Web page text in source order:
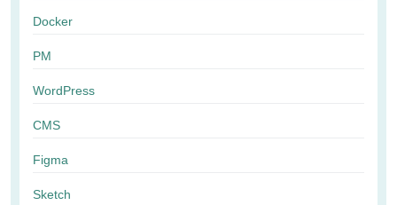
Docker
PM
WordPress
CMS
Figma
Sketch